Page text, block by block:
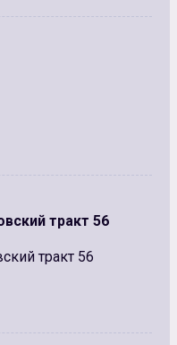
тракт 56
тракт 56